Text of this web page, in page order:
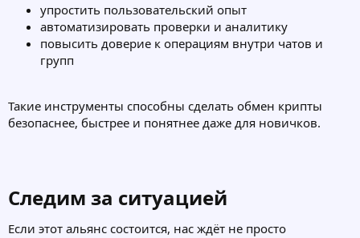
упростить пользовательский опыт​
автоматизировать проверки и аналитику​
повысить доверие к операциям внутри чатов и
групп​
Такие инструменты способны сделать обмен крипты
безопаснее, быстрее и понятнее даже для новичков.
Следим за ситуацией​
Если этот альянс состоится, нас ждёт не просто